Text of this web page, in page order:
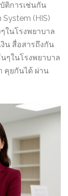
ติการเช่นกัน
(HIS)
ในโรงพยาบาล
งิน สื่อสารถึงกัน
ๆในโรงพยาบาล
คุยกันได้ ผ่าน